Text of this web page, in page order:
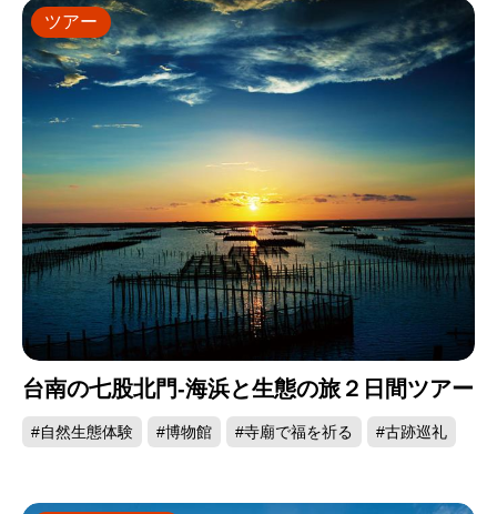
台南の七股北門-海浜と生態の旅２日間ツアー
#自然生態体験 #博物館 #寺廟で福を祈る #古跡巡礼
ツアー